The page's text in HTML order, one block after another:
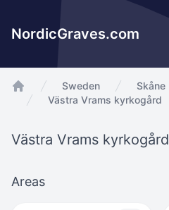
NordicGraves.com
app.Start
Sweden Skåne
Västra Vrams kyrkogård
Västra Vrams kyrkogård
Areas